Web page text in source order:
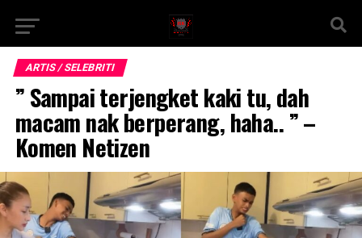
ARTIS / SELEBRITI
” Sampai terjengket kaki tu, dah
macam nak berperang, haha.. ” –
Komen Netizen